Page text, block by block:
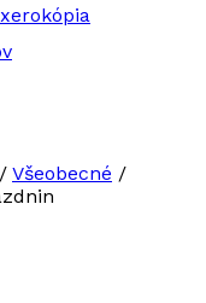
/ Všeobecné /